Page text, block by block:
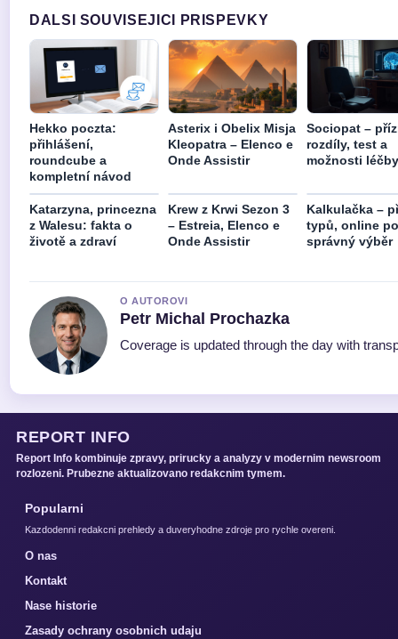
DALSI SOUVISEJICI PRISPEVKY
Hekko poczta:
přihlášení,
roundcube a
kompletní návod
Asterix i Obelix Misja
Kleopatra – Elenco e
Onde Assistir
Sociopat –
rozdíly, test a
možnosti léčby
Katarzyna, princezna
z Walesu: fakta o
životě a zdraví
Krew z Krwi Sezon 3
– Estreia, Elenco e
Onde Assistir
Kalkulačka –
typů, online
správný výběr
O AUTOROVI
Petr Michal Prochazka
Coverage is updated through the day with
REPORT INFO
Report Info kombinuje zpravy, prirucky a analyzy v modernim newsroom
rozlozeni. Prubezne aktualizovano redakcnim tymem.
Popularni
Kazdodenni redakcni prehledy a duveryhodne zdroje pro rychle overeni.
O nas
Kontakt
Nase historie
Zasady ochrany osobnich udaju